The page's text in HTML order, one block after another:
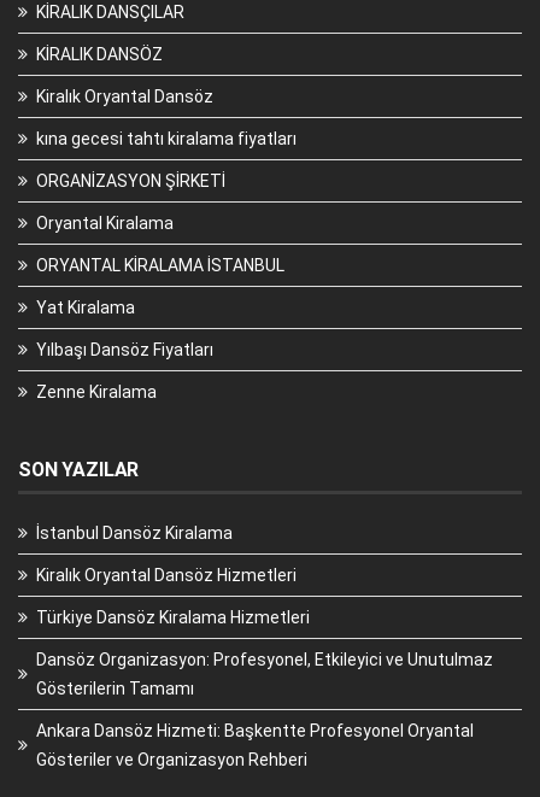
KİRALIK DANSÇILAR
KİRALIK DANSÖZ
Kiralık Oryantal Dansöz
kına gecesi tahtı kiralama fiyatları
ORGANİZASYON ŞİRKETİ
Oryantal Kiralama
ORYANTAL KİRALAMA İSTANBUL
Yat Kiralama
Yılbaşı Dansöz Fiyatları
Zenne Kiralama
SON YAZILAR
İstanbul Dansöz Kiralama
Kiralık Oryantal Dansöz Hizmetleri
Türkiye Dansöz Kiralama Hizmetleri
Dansöz Organizasyon: Profesyonel, Etkileyici ve Unutulmaz
Gösterilerin Tamamı
Ankara Dansöz Hizmeti: Başkentte Profesyonel Oryantal
Gösteriler ve Organizasyon Rehberi